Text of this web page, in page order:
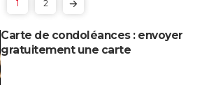
1 2
Carte de condoléances : envoyer
gratuitement une carte